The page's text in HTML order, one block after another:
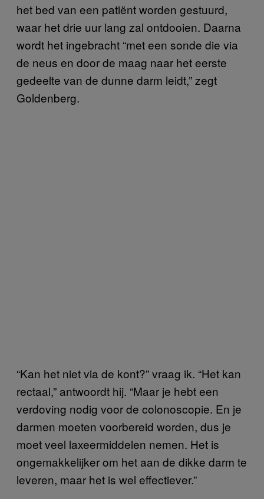
het bed van een patiënt worden gestuurd,
waar het drie uur lang zal ontdooien. Daarna
wordt het ingebracht “met een sonde die via
de neus en door de maag naar het eerste
gedeelte van de dunne darm leidt,” zegt
Goldenberg.
“Kan het niet via de kont?” vraag ik. “Het kan
rectaal,” antwoordt hij. “Maar je hebt een
verdoving nodig voor de colonoscopie. En je
darmen moeten voorbereid worden, dus je
moet veel laxeermiddelen nemen. Het is
ongemakkelijker om het aan de dikke darm te
leveren, maar het is wel effectiever.”